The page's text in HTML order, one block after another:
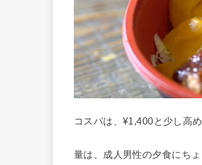
コスパは、¥1,400と少し高
量は、成人男性の夕食にち